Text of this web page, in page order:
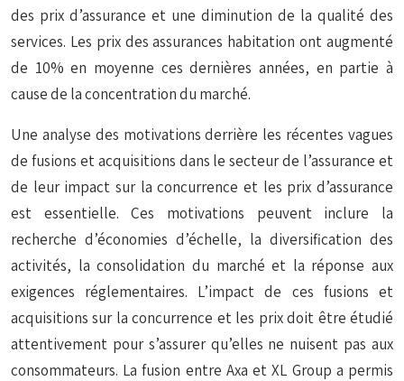
des prix d’assurance et une diminution de la qualité des
services. Les prix des assurances habitation ont augmenté
de 10% en moyenne ces dernières années, en partie à
cause de la concentration du marché.
Une analyse des motivations derrière les récentes vagues
de fusions et acquisitions dans le secteur de l’assurance et
de leur impact sur la concurrence et les prix d’assurance
est essentielle. Ces motivations peuvent inclure la
recherche d’économies d’échelle, la diversification des
activités, la consolidation du marché et la réponse aux
exigences réglementaires. L’impact de ces fusions et
acquisitions sur la concurrence et les prix doit être étudié
attentivement pour s’assurer qu’elles ne nuisent pas aux
consommateurs. La fusion entre Axa et XL Group a permis